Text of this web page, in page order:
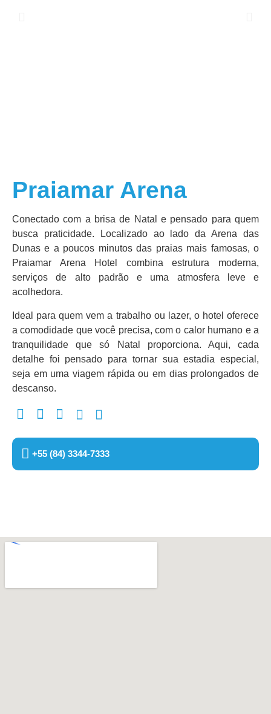
Praiamar Arena
Conectado com a brisa de Natal e pensado para quem
busca praticidade. Localizado ao lado da Arena das
Dunas e a poucos minutos das praias mais famosas, o
Praiamar Arena Hotel combina estrutura moderna,
serviços de alto padrão e uma atmosfera leve e
acolhedora.
Ideal para quem vem a trabalho ou lazer, o hotel oferece
a comodidade que você precisa, com o calor humano e a
tranquilidade que só Natal proporciona. Aqui, cada
detalhe foi pensado para tornar sua estadia especial,
seja em uma viagem rápida ou em dias prolongados de
descanso.
+55 (84) 3344-7333